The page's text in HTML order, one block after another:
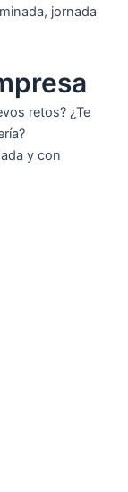
jornada
retos? ¿Te
y con